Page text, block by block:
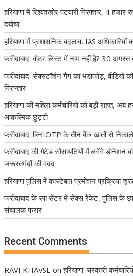
हरियाणा में रिश्वतखोर पटवारी गिरफ्तार, 4
दबोचा
हरियाणा में प्रशासनिक बदलाव, IAS अधिकारियों
फरीदाबाद: वोटर लिस्ट में नाम नहीं है? 30
फरीदाबाद: सेक्सटॉर्शन गैंग का भंडाफोड़,
गिरफ्तार
हरियाणा की महिला कर्मचारियों को बड़ी राहत, अब
आकस्मिक छुट्टी
फरीदाबाद: बिना OTP के तीन बैंक खातों से
फरीदाबाद की गेटेड सोसायटियों में लगेंगे डोनेशन
जरूरतमंदों की मदद
हरियाणा पुलिस में कांस्टेबल प्रमोशन प्रक्रिया
फरीदाबाद के स्पा सेंटर में सेक्स रैकेट, पुलिस के छापे
संचालक फरार
Recent Comments
RAVI KHAVSE onहरियाणा: सरकारी